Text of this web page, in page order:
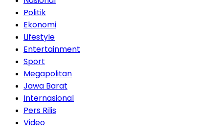
Politik
Ekonomi
Lifestyle
Entertainment
Sport
Megapolitan
Jawa Barat
Internasional
Pers Rilis
Video